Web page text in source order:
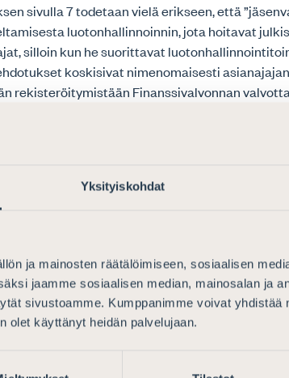
Yksityiskohdat
ja mainosten räätälöimiseen, sosiaalisen
jaamme sosiaalisen median, mainosalan ja
sivustoamme. Kumppanimme voivat yhdistää
olet käyttänyt heidän palvelujaan.
sivulla 7 todetaan vielä erikseen, että
luotonhallinnoinnin, jota hoitavat
silloin kun he suorittavat
koskisivat nimenomaisesti
rekisteröitymistään Finanssivalvonnan
rikkomisesta ehdotetaan
luotonhallinnointia harjoittavia asianajajia tai
annetun lain 4 §
toimiviksi. Finanssivalvonnasta
ei rajoiteta vain valvottaviin tai
joten 1. ja 3. lakiehdotuksen perusteella
luotonhallinnointitoimintaa harjoittavalle
velvoitteiden rikkomisesta.
oikeusvaltiossa on oltava valtiovallasta
EU-tuomioistuin on katsonut, että asianajajan